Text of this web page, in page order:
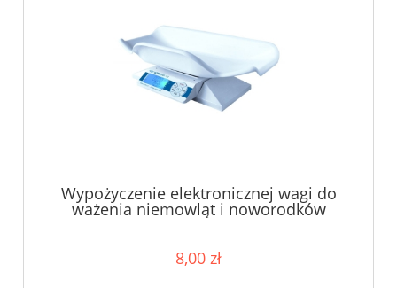
Wypożyczenie elektronicznej wagi do
ważenia niemowląt i noworodków
8,00 zł